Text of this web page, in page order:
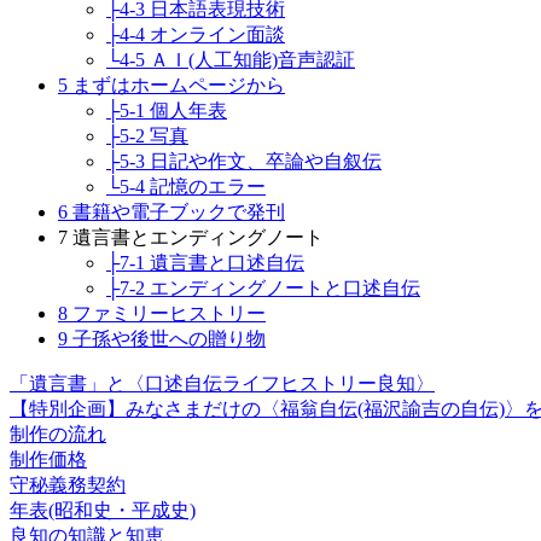
├4-3 日本語表現技術
├4-4 オンライン面談
└4-5 ＡＩ(人工知能)音声認証
5 まずはホームページから
├5-1 個人年表
├5-2 写真
├5-3 日記や作文、卒論や自叙伝
└5-4 記憶のエラー
6 書籍や電子ブックで発刊
7 遺言書とエンディングノート
├7-1 遺言書と口述自伝
├7-2 エンディングノートと口述自伝
8 ファミリーヒストリー
9 子孫や後世への贈り物
「遺言書」と〈口述自伝ライフヒストリー良知〉
【特別企画】みなさまだけの〈福翁自伝(福沢諭吉の自伝)〉
制作の流れ
制作価格
守秘義務契約
年表(昭和史・平成史)
良知の知識と知恵